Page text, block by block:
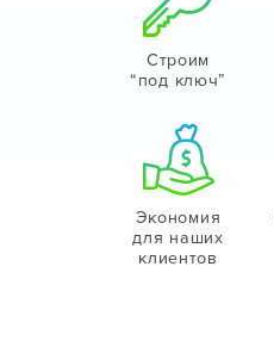
Строим
“под ключ”
Экономия
для наших
клиентов